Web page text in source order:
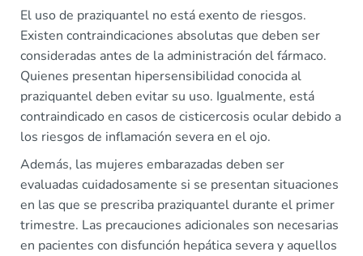
El uso de praziquantel no está exento de riesgos.
Existen contraindicaciones absolutas que deben ser
consideradas antes de la administración del fármaco.
Quienes presentan hipersensibilidad conocida al
praziquantel deben evitar su uso. Igualmente, está
contraindicado en casos de cisticercosis ocular debido a
los riesgos de inflamación severa en el ojo.
Además, las mujeres embarazadas deben ser
evaluadas cuidadosamente si se presentan situaciones
en las que se prescriba praziquantel durante el primer
trimestre. Las precauciones adicionales son necesarias
en pacientes con disfunción hepática severa y aquellos